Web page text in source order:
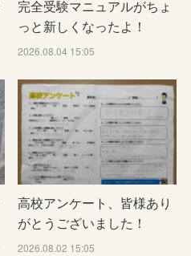
完全受験マニュアルがちょ
っと新しくなったよ！
2026.08.04 15:05
高校アンケート、皆様あり
がとうございました！
2026.08.02 15:05